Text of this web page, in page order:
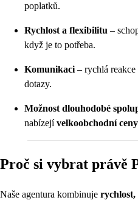
poplatků.
Rychlost a flexibilitu –
když je to potřeba.
Komunikaci – rychlá
dotazy.
Možnost dlouhodobé
nabízejívelkoobchodní ceny
Proč si vybrat právě
Naše agentura kombinuje